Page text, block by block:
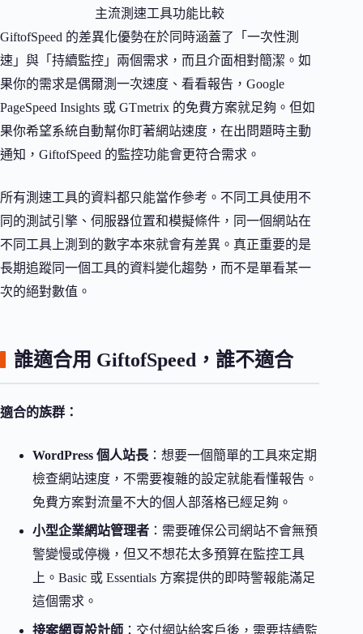
主流測速工具功能比較
GiftofSpeed 的差異化優勢在於同時涵蓋了「一次性測
速」與「持續監控」兩個需求，而且介面相對簡潔。如
果你的需求是偶爾測一次速度、看看報告，Google
PageSpeed Insights 或 GTmetrix 的免費方案就足夠。但如
果你希望系統自動幫你盯著網站速度，在出問題時主動
通知，GiftofSpeed 的監控功能會更符合需求。
所有測速工具的資料都只能當作參考。不同工具使用不
同的測試引擎、伺服器位置和模擬條件，同一個網站在
不同工具上測到的數字本來就會有差異。真正重要的是
長期追蹤同一個工具的資料變化趨勢，而不是單看某一
次的絕對數值。
誰適合用 GiftofSpeed，誰不適合
適合的族群：
WordPress 個人站長 ：想要一個簡單的工具來定期
檢查網站速度，不需要複雜的設定就能看懂報告。
免費方案對流量不大的個人部落格已經足夠。
小型企業網站管理者 ：需要確保公司網站不會無預
警變慢或停機，但又不想花太多預算在監控工具
上。Basic 或 Essentials 方案提供的即時警報能滿足
這個需求。
接案網頁設計師 ：交付網站給客戶後，需要持續監